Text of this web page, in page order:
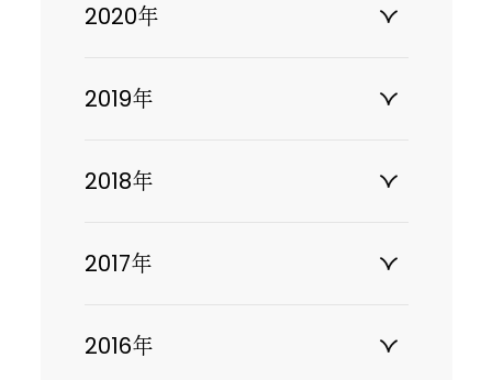
2020年
2019年
2018年
2017年
2016年